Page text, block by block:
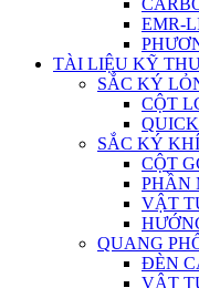
EMR-
TÀI LIỆU KỸ
SẮC KÝ
CỘT
SẮC KÝ KHÍ
CỘT
PHẦN
VẬT
QUANG
ĐÈN
VẬT